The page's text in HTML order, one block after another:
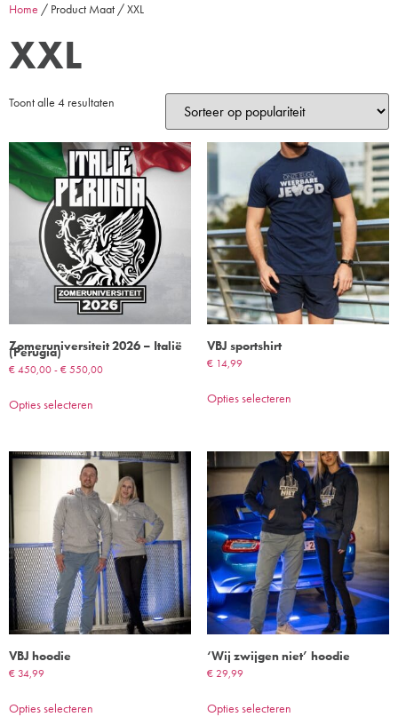
Home / Product Maat / XXL
XXL
Toont alle 4 resultaten
Zomeruniversiteit 2026 – Italië
(Perugia)
€450,00-€550,00
Opties selecteren
VBJ sportshirt
€14,99
Opties selecteren
VBJ hoodie
€34,99
Opties selecteren
‘Wij zwijgen niet’ hoodie
€29,99
Opties selecteren